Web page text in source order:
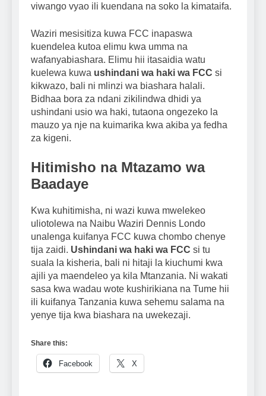
viwango vyao ili kuendana na soko la kimataifa.
Waziri mesisitiza kuwa FCC inapaswa
kuendelea kutoa elimu kwa umma na
wafanyabiashara. Elimu hii itasaidia watu
kuelewa kuwa ushindani wa haki wa FCC si
kikwazo, bali ni mlinzi wa biashara halali.
Bidhaa bora za ndani zikilindwa dhidi ya
ushindani usio wa haki, tutaona ongezeko la
mauzo ya nje na kuimarika kwa akiba ya fedha
za kigeni.
Hitimisho na Mtazamo wa
Baadaye
Kwa kuhitimisha, ni wazi kuwa mwelekeo
uliotolewa na Naibu Waziri Dennis Londo
unalenga kuifanya FCC kuwa chombo chenye
tija zaidi. Ushindani wa haki wa FCC si tu
suala la kisheria, bali ni hitaji la kiuchumi kwa
ajili ya maendeleo ya kila Mtanzania. Ni wakati
sasa kwa wadau wote kushirikiana na Tume hii
ili kuifanya Tanzania kuwa sehemu salama na
yenye tija kwa biashara na uwekezaji.
Share this:
Facebook X